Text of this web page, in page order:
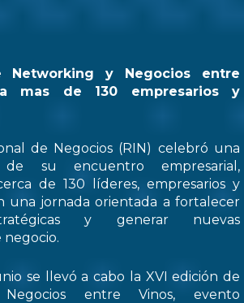
Networking y Negocios entre
mas de 130 empresarios y
de Negocios (RIN) celebró una
su encuentro empresarial,
de 130 líderes, empresarios y
una jornada orientada a fortalecer
y generar nuevas
se llevó a cabo la XVI edición de
entre Vinos, evento